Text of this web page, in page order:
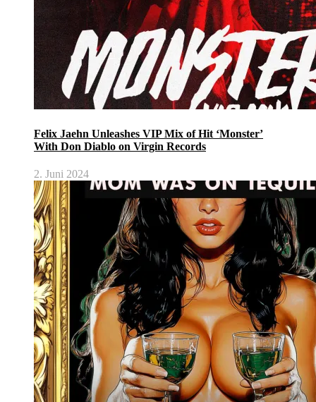
Felix Jaehn Unleashes VIP Mix of Hit ‘Monster’
With Don Diablo on Virgin Records
2. Juni 2024